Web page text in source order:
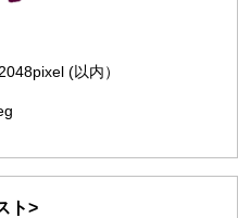
(以内）
ト>